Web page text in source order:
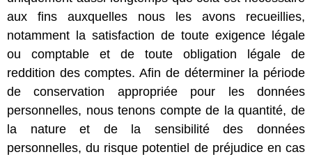
aux fins auxquelles nous les avons recueillies,
notamment la satisfaction de toute exigence légale
ou comptable et de toute obligation légale de
reddition des comptes. Afin de déterminer la période
de conservation appropriée pour les données
personnelles, nous tenons compte de la quantité, de
la nature et de la sensibilité des données
personnelles, du risque potentiel de préjudice en cas